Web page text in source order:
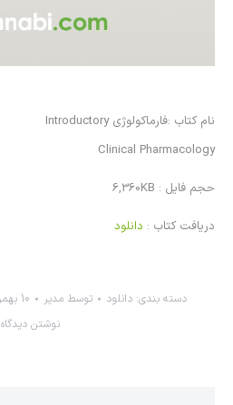
نام كتاب :فارماکولوژی Introductory
Clinical Pharmacology
حجم فايل : 6,360KB
دريافت كتاب : دانلود
دسته بندی: دانلود توسط مدیر
10 بهمن, 1388 - 30 ژانویه, 2010
نوشتن دیدگاه